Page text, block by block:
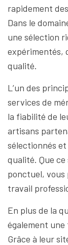
rapidement
Dans le
une sélection
expérimentés,
qualité.
L’un des
services de
la fiabilité de
artisans
sélectionnés
qualité. Que
ponctuel, vous
travail
En plus de la
également
Grâce à leur